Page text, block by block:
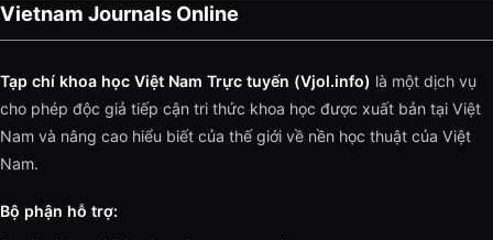
Vietnam Journals Online
Tạp chí khoa học Việt Nam Trực tuyến (Vjol.info) là một dịch vụ
cho phép độc giả tiếp cận tri thức khoa học được xuất bản tại Việt
Nam và nâng cao hiểu biết của thế giới về nền học thuật của Việt
Nam.
Bộ phận hỗ trợ: